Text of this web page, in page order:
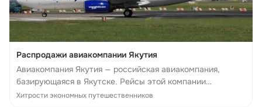
Распродажи авиакомпании Якутия
Авиакомпания Якутия — российская авиакомпания,
базирующаяся в Якутске. Рейсы этой компании
связывает Республику Саха и другие города России, а
Хитрости экономных путешественников